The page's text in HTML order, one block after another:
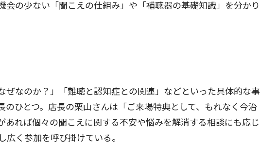
会の少ない「聞こえの仕組み」や「補聴器の基礎知識」を分かり
なのか？」「難聴と認知症との関連」などといった具体的な事
ひとつ。店長の栗山さんは「ご来場特典として、もれなく今治
あれば個々の聞こえに関する不安や悩みを解消する相談にも応じ
広く参加を呼び掛けている。